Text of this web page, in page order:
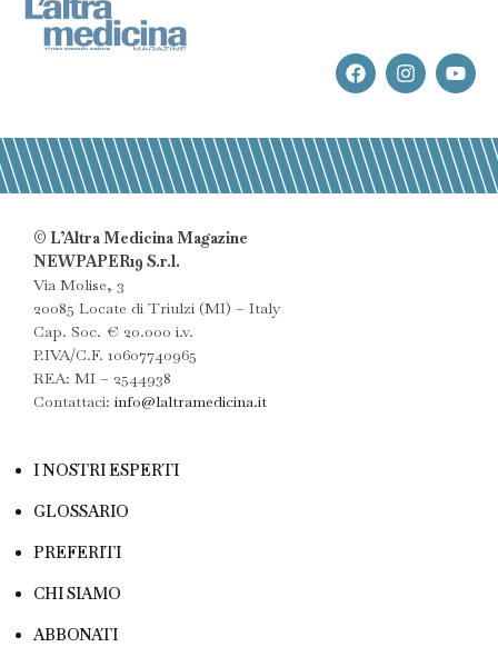
© L’Altra Medicina Magazine
NEWPAPER19 S.r.l.
Via Molise, 3
20085 Locate di Triulzi (MI) – Italy
Cap. Soc. € 20.000 i.v.
P.IVA/C.F. 10607740965
REA: MI – 2544938
Contattaci: info@laltramedicina.it
I NOSTRI ESPERTI
GLOSSARIO
PREFERITI
CHI SIAMO
ABBONATI